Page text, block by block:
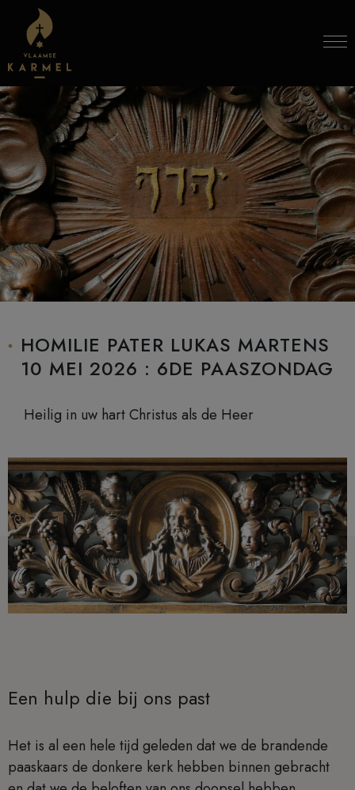
Skip to content
HOMILIE PATER LUKAS MARTENS
10 MEI 2026 : 6DE PAASZONDAG
Heilig in uw hart Christus als de Heer
Een hulp die bij ons past
Het is al een hele tijd geleden dat we de brandende
paaskaars de donkere kerk hebben binnen gebracht